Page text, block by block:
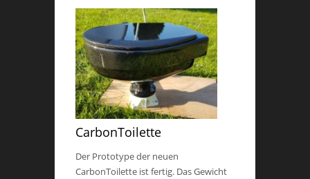
CarbonToilette
Der Prototype der neuen
CarbonToilette ist fertig. Das Gewicht